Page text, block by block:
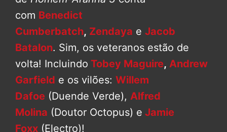
com Benedict
Cumberbatch, Zendaya e Jacob
Batalon. Sim, os veteranos estão de
volta! Incluindo Tobey Maguire, Andrew
Garfield e os vilões: Willem
Dafoe (Duende Verde), Alfred
Molina (Doutor Octopus) e Jamie
Foxx (Electro)!